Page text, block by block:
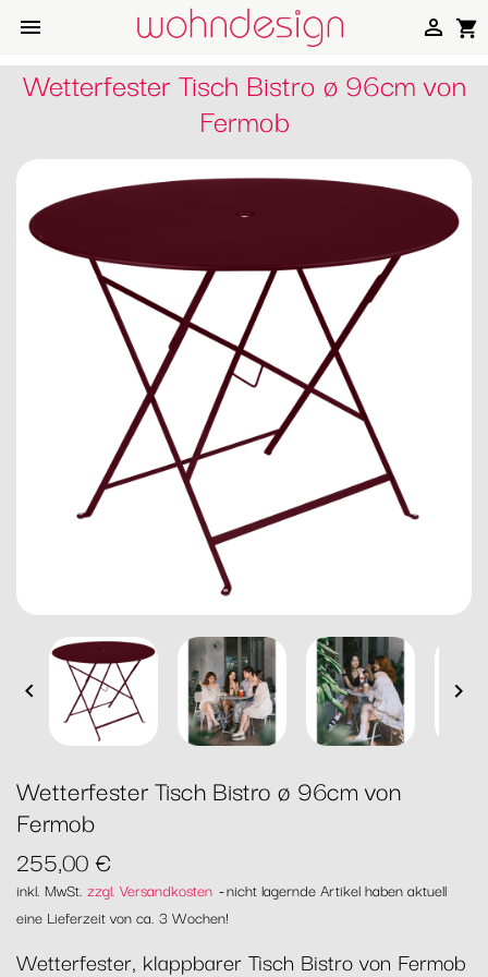
 shopping_cart

Wetterfester Tisch Bistro ø 96cm von
Fermob
 
Wetterfester Tisch Bistro ø 96cm von
Fermob
255,00 €
inkl. MwSt. zzgl. Versandkosten nicht lagernde Artikel haben aktuell
eine Lieferzeit von ca. 3 Wochen!
Wetterfester, klappbarer Tisch Bistro von Fermob